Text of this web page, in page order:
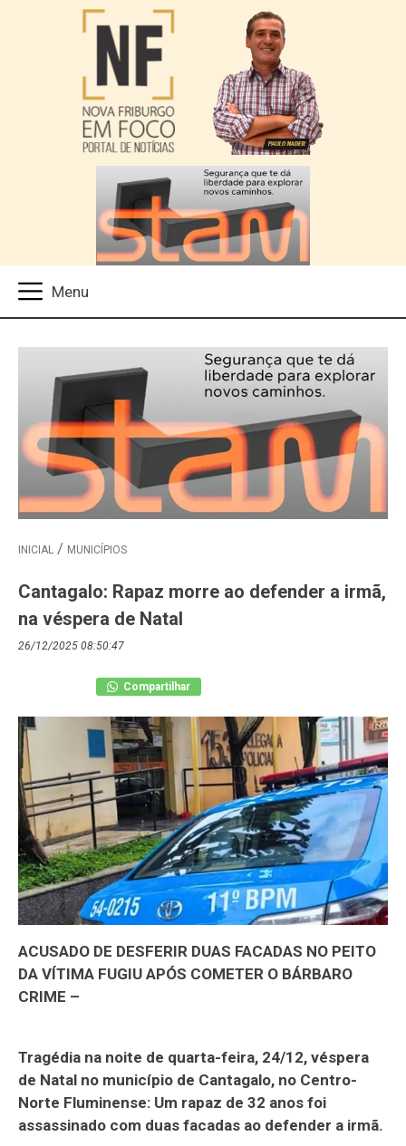
INICIAL MUNICÍPIOS
Cantagalo: Rapaz morre ao defender a irmã,
na véspera de Natal
26/12/2025 08:50:47
Compartilhar
ACUSADO DE DESFERIR DUAS FACADAS NO PEITO
DA VÍTIMA FUGIU APÓS COMETER O BÁRBARO
CRIME –
Tragédia na noite de quarta-feira, 24/12, véspera
de Natal no município de Cantagalo, no Centro-
Norte Fluminense: Um rapaz de 32 anos foi
assassinado com duas facadas ao defender a irmã.